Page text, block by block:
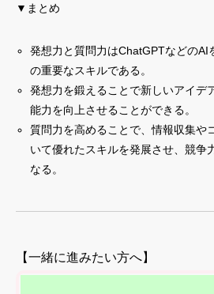
▼まとめ
発想力と質問力はChatGPTなどのAI
の重要なスキルである。
発想力を鍛えることで新しいアイデ
能力を向上させることができる。
質問力を高めることで、情報収集や
いて優れたスキルを発展させ、競争
なる。
【一緒に進みたい方へ】